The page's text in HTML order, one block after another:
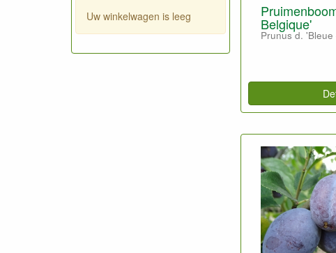
Uw winkelwagen is leeg Belgique'
Prunus d.